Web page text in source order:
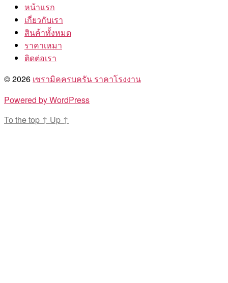
หน้าแรก
เกี่ยวกับเรา
สินค้าทั้งหมด
ราคาเหมา
ติดต่อเรา
© 2026 เซรามิคครบครัน ราคาโรงงาน
Powered by WordPress
To the top ↑ Up ↑